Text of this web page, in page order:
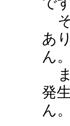
そ
あ
ん。
ま
発
ん。